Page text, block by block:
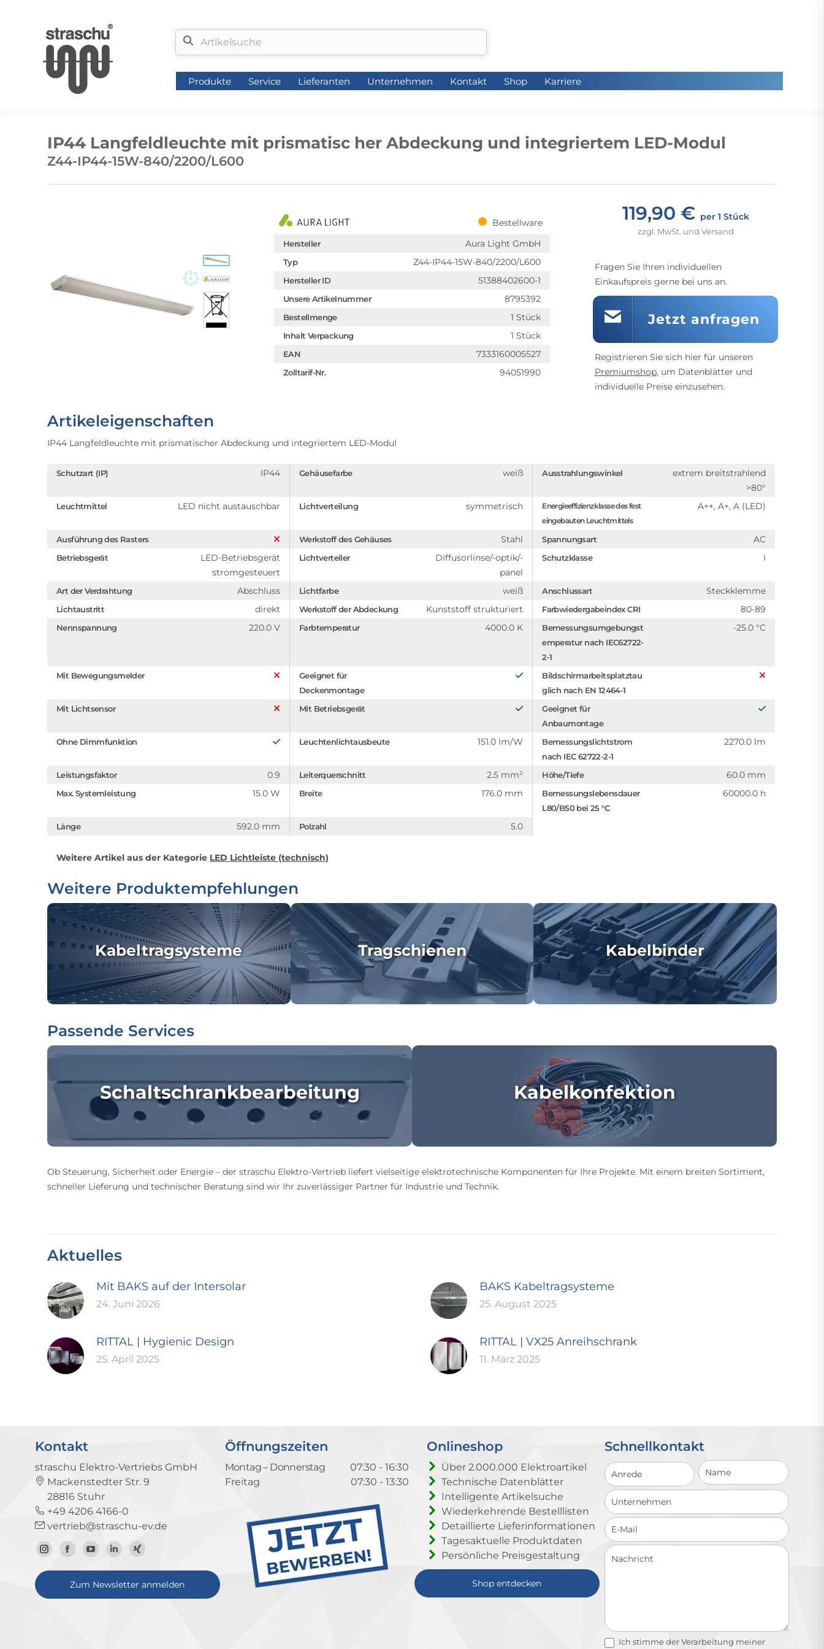
Produkte Service Lieferanten Unternehmen Kontakt Shop Karriere
IP44 Langfeldleuchte mit prismatisc her Abdeckung und integriertem LED-Modul
Z44-IP44-15W-840/2200/L600
Bestellware
Hersteller Aura Light GmbH
Typ Z44-IP44-15W-840/2200/L600
Hersteller ID 51388402600-1
Unsere Artikelnummer 8795392
Bestellmenge 1 Stück
Inhalt Verpackung 1 Stück
EAN 7333160005527
Zolltarif-Nr. 94051990
119,90 € per 1 Stück
zzgl. MwSt. und Versand
Fragen Sie Ihren individuellen
Einkaufspreis gerne bei uns an.
Jetzt anfragen
Registrieren Sie sich hier für unseren
Premiumshop, um Datenblätter und
individuelle Preise einzusehen.
Artikeleigenschaften
IP44 Langfeldleuchte mit prismatischer Abdeckung und integriertem LED-Modul
Schutzart (IP) IP44 Gehäusefarbe weiß Ausstrahlungswinkel
extrem breitstrahlend
>80°
Leuchtmittel LED nicht austauschbar Lichtverteilung symmetrisch
Energieeffizienzklasse des fest
eingebauten Leuchtmittels
A++, A+, A (LED)
Ausführung des Rasters Werkstoff des Gehäuses Stahl Spannungsart AC
Betriebsgerät
LED-Betriebsgerät
stromgesteuert
Lichtverteiler
Diffusorlinse/-optik/-
panel
Schutzklasse I
Art der Verdrahtung Abschluss Lichtfarbe weiß Anschlussart Steckklemme
Lichtaustritt direkt Werkstoff der Abdeckung Kunststoff strukturiert Farbwiedergabeindex CRI 80-89
Nennspannung 220.0 V Farbtemperatur 4000.0 K
Bemessungsumgebungst
emperatur nach IEC62722-
2-1
-25.0 °C
Mit Bewegungsmelder
Geeignet für
Deckenmontage
Bildschirmarbeitsplatztau
glich nach EN 12464-1
Mit Lichtsensor
Mit Betriebsgerät
Geeignet für
Anbaumontage
Ohne Dimmfunktion
Leuchtenlichtausbeute 151.0 lm/W
Bemessungslichtstrom
nach IEC 62722-2-1
2270.0 lm
Leistungsfaktor 0.9 Leiterquerschnitt 2.5 mm² Höhe/Tiefe 60.0 mm
Max. Systemleistung 15.0 W Breite 176.0 mm
Bemessungslebensdauer
L80/B50 bei 25 °C
60000.0 h
Länge 592.0 mm Polzahl 5.0
Weitere Artikel aus der Kategorie LED Lichtleiste (technisch)
Weitere Produktempfehlungen
Kabeltragsysteme Tragschienen Kabelbinder
Passende Services
Schaltschrankbearbeitung Kabelkonfektion
Ob Steuerung, Sicherheit oder Energie – der straschu Elektro-Vertrieb liefert vielseitige elektrotechnische Komponenten für Ihre Projekte. Mit einem breiten Sortiment,
schneller Lieferung und technischer Beratung sind wir Ihr zuverlässiger Partner für Industrie und Technik.
Aktuelles
Mit BAKS auf der Intersolar
24. Juni 2026
BAKS Kabeltragsysteme
25. August 2025
RITTAL | Hygienic Design
25. April 2025
RITTAL | VX25 Anreihschrank
11. März 2025
Kontakt
straschu Elektro-Vertriebs GmbH
Mackenstedter Str. 9
28816 Stuhr
+49 4206 4166-0
vertrieb@straschu-ev.de
Zum
Instagram-
Zur
Facebook-
Seite
Zum
YouTube-
Kanal
Zum
LinkedIn-
Profil
Zum
Xing-
Profil
Zum Newsletter anmelden
Öffnungszeiten
Montag – Donnerstag
07:30 - 16:30
Freitag
07:30 - 13:30
Onlineshop
Über 2.000.000 Elektroartikel
Technische Datenblätter
Intelligente Artikelsuche
Wiederkehrende Bestelllisten
Detaillierte Lieferinformationen
Tagesaktuelle Produktdaten
Persönliche Preisgestaltung
Shop entdecken
Schnellkontakt
Schnellkontakt
Ich stimme der Verarbeitung meiner
Produkte Service Lieferanten Unternehmen Kontakt